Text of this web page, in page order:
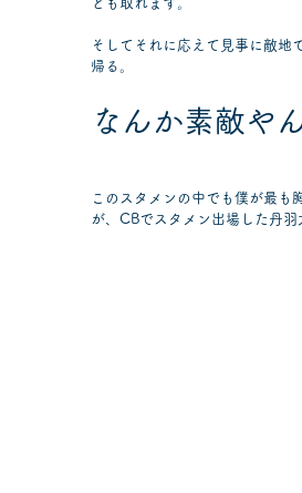
そしてそれに応えて見事に敵地
帰る。
なんか素敵や
このスタメンの中でも僕が最も
が、CBでスタメン出場した丹羽